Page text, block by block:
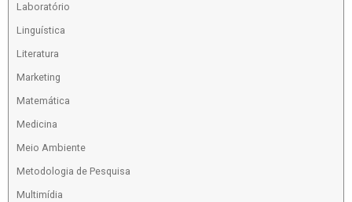
Laboratório
Linguística
Literatura
Marketing
Matemática
Medicina
Meio Ambiente
Metodologia de Pesquisa
Multimídia